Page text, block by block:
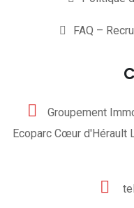
FAQ –
Groupement
Ecoparc Cœur d'Hérault